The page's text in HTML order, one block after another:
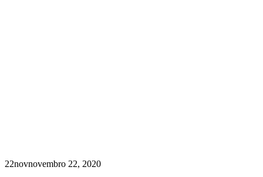
22novnovembro 22, 2020